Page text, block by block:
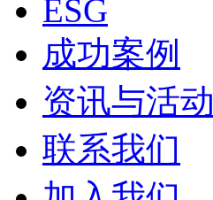
ESG
成功案例
资讯与活动
联系我们